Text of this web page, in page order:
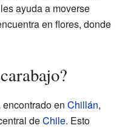
ayuda a moverse
en flores, donde
encontrado en Chillán,
deChile. Esto